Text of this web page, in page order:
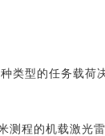
型的任务载
程的机载激光